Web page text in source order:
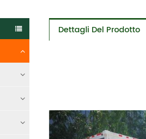
Dettagli Del Prodotto